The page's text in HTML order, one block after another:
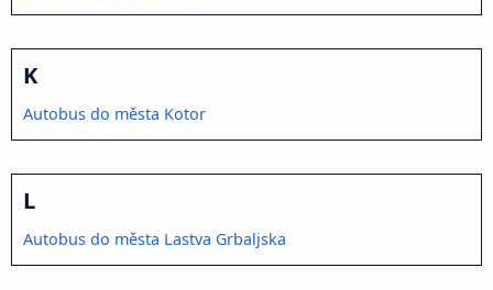
K
Autobus do města Kotor
L
Autobus do města Lastva Grbaljska